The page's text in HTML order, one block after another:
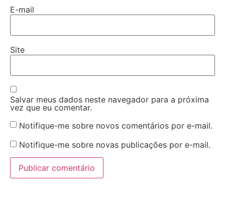
E-mail
Site
Salvar meus dados neste navegador para a próxima
vez que eu comentar.
Notifique-me sobre novos comentários por e-mail.
Notifique-me sobre novas publicações por e-mail.